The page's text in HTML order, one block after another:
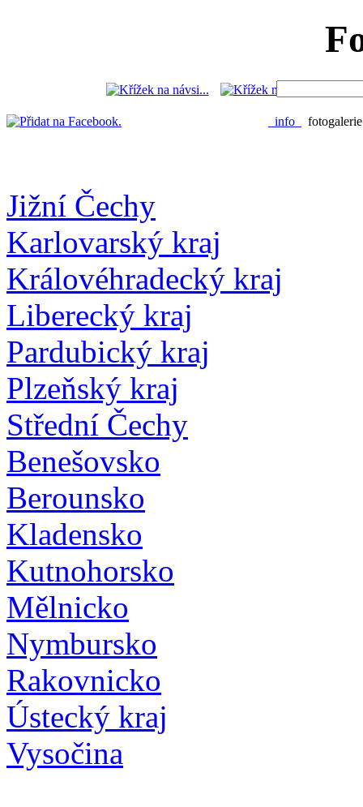
info
Jižní Čechy
Karlovarský kraj
Královéhradecký kraj
Liberecký kraj
Pardubický kraj
Plzeňský kraj
Střední Čechy
Benešovsko
Berounsko
Kladensko
Kutnohorsko
Mělnicko
Nymbursko
Rakovnicko
Ústecký kraj
Vysočina